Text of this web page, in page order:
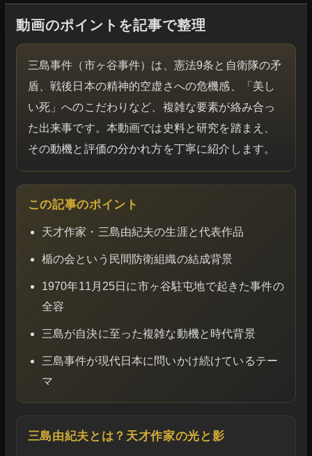
動画のポイントを記事で整理
三島事件（市ヶ谷事件）は、憲法9条と自衛隊の矛
盾、戦後日本の精神的空虚さへの危機感、「美し
い死」へのこだわりなど、複雑な要素が絡み合っ
た出来事です。本動画では史料と研究を踏まえ、
その動機と評価の分かれ方を丁寧に紹介します。
この記事のポイント
天才作家・三島由紀夫の生涯と代表作品
楯の会という民間防衛組織の結成背景
1970年11月25日に市ヶ谷駐屯地で起きた事件の
全容
三島が自決に至った複雑な動機と時代背景
三島事件が現代日本に問いかけ続けているテー
マ
三島由紀夫とは？天才作家の光と影